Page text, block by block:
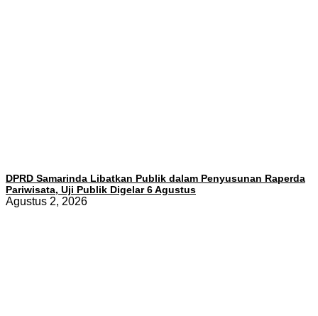
DPRD Samarinda Libatkan Publik dalam Penyusunan Raperda
Pariwisata, Uji Publik Digelar 6 Agustus
Agustus 2, 2026